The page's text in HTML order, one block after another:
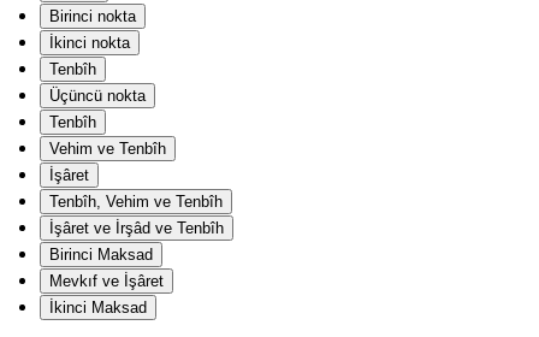
Birinci nokta
İkinci nokta
Tenbîh
Üçüncü nokta
Tenbîh
Vehim ve Tenbîh
İşâret
Tenbîh, Vehim ve Tenbîh
İşâret ve İrşâd ve Tenbîh
Birinci Maksad
Mevkıf ve İşâret
İkinci Maksad